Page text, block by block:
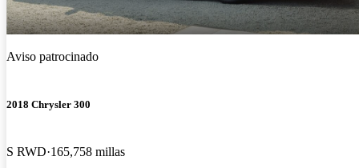
Aviso patrocinado
2018 Chrysler 300
S RWD 165,758 millas